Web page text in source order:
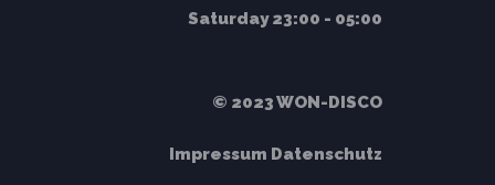
Saturday23:00 - 05:00
© 2023 WON-DISCO
Impressum Datenschutz